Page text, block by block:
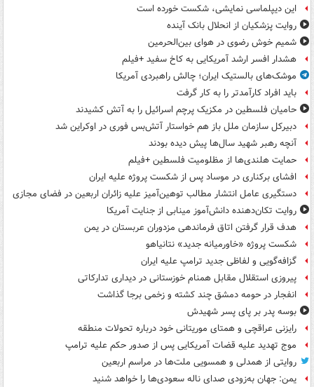
این دیپلماسی نمایشی، شکست خورده است
روایت پزشکیان از انحلال بانک آینده
شمیم خوش رضوی در هوای بین‌الحرمین
هشدار افسر ارشد آمریکایی به کاخ سفید +فیلم
موشک‌های بالستیک ایران؛ چالش راهبردی آمریکا
باید افراد کارآمدتر را به کار گرفت
حامیان فلسطین در مکزیک پرچم اسرائیل را به آتش کشیدند
دبیرکل سازمان ملل باز هم خواستار آتش‌بس فوری در اوکراین شد
آنچه رهبر شهید سال‌ها پیش دیده بودند
حمایت هلندی‌ها از مظلومیت فلسطین +فیلم
افشای برکناری در موساد پس از شکست پروژه علیه ایران
دستگیری عامل انتشار مطالب توهین‌آمیز علیه زائران اربعین در فضای مجازی
روایت تکان‌دهنده دانش‌آموز مینابی از جنایت آمریکا
هدف قرار گرفتن اتاق‌ فرماندهی مزدوران عربستان در یمن
شکست پروژه «خاورمیانه جدید» نتانیاهو
گزافه‌گویی و لفاظی جدید ترامپ علیه ایران
پیروزی استقلال مقابل همنام خوزستانی در دیداری تدارکاتی
انفجار در حومه دمشق چند کشته و زخمی برجا گذاشت
بوسه‌ پدر بر پای پسر شهیدش
رایزنی عراقچی و همتای موریتانی خود درباره تحولات منطقه
موج تهدید علیه قضات آمریکایی پس از صدور حکم علیه ترامپ
روایتی از همدلی و همسویی ملت‌ها در مراسم اربعین
یمن: جهان به‌زودی صدای ناله سعودی‌ها را خواهد شنید